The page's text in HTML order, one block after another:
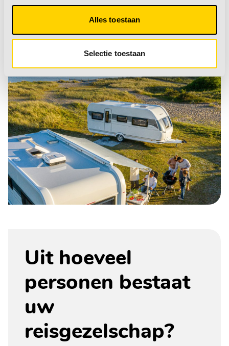
Alles toestaan
Selectie toestaan
Uit hoeveel
personen bestaat
uw
reisgezelschap?